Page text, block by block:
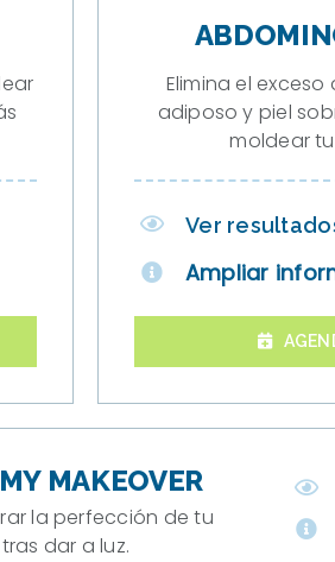
Elimina el
adiposo y piel
moldear
Ver
Ampliar
MAKEOVER
la perfección de tu
dar a luz.